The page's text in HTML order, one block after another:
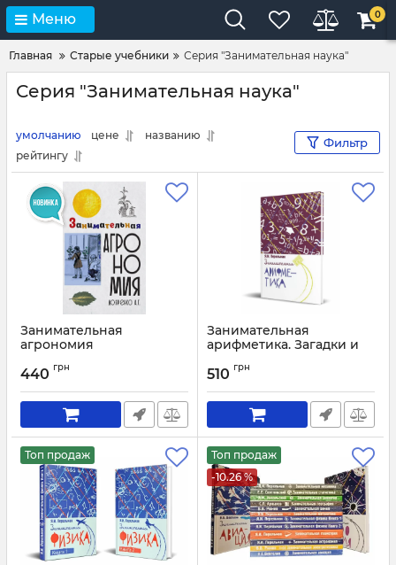
Меню 0
Главная Старые учебники Серия "Занимательная наука"
Серия "Занимательная наука"
умолчанию цене
названию
рейтингу
Фильтр
Занимательная
агрономия
440 грн
Занимательная
арифметика. Загадки и
Артикул:
510 грн
Топ продаж
Топ продаж
-10.26 %